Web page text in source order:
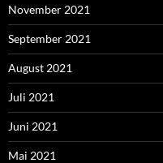
November 2021
September 2021
August 2021
Juli 2021
Juni 2021
Mai 2021